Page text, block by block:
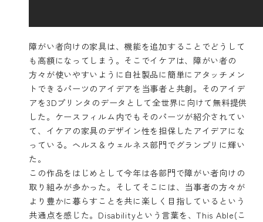
障がい者向けの家具は、機能を追加することでどうして
も高額になってしまう。そこでイケアは、障がい者の
方々が使いやすいように自社製品に簡単にアタッチメン
トできるパーツのアイデアを当事者と共創。そのアイデ
アを3Dプリンタのデータとして全世界に向けて無料提供
した。ケースフィルム内でもそのパーツが紹介されてい
て、イケアの家具のデザイン性を担保したアイデアにな
っている。ヘルス＆ウェルネス部門でグランプリに輝い
た。
この作品をはじめとして今年は各部門で障がい者向けの
取り組みが多かった。そしてそこには、当事者の方々が
より豊かに暮らすことを共に楽しく目指しているという
共通点を感じた。Disabilityという言葉を、This Able(こ